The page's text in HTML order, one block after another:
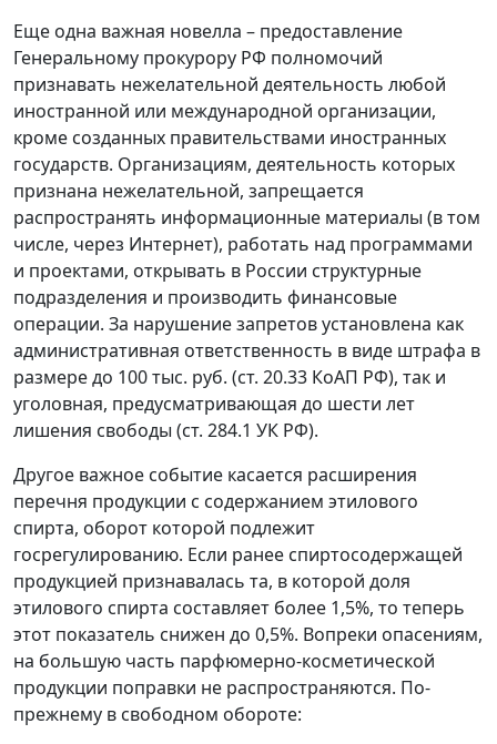
Еще одна важная новелла – предоставление
Генеральному прокурору РФ полномочий
признавать нежелательной деятельность любой
иностранной или международной организации,
кроме созданных правительствами иностранных
государств. Организациям, деятельность которых
признана нежелательной, запрещается
распространять информационные материалы (в том
числе, через Интернет), работать над программами
и проектами, открывать в России структурные
подразделения и производить финансовые
операции. За нарушение запретов установлена как
административная ответственность в виде штрафа в
размере до 100 тыс. руб. (ст. 20.33 КоАП РФ), так и
уголовная, предусматривающая до шести лет
лишения свободы (ст. 284.1 УК РФ).
Другое важное событие касается расширения
перечня продукции с содержанием этилового
спирта, оборот которой подлежит
госрегулированию. Если ранее спиртосодержащей
продукцией признавалась та, в которой доля
этилового спирта составляет более 1,5%, то теперь
этот показатель снижен до 0,5%. Вопреки опасениям,
на большую часть парфюмерно-косметической
продукции поправки не распространяются. По-
прежнему в свободном обороте: